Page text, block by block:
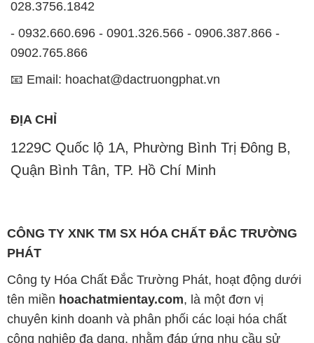
028.3756.1842
- 0932.660.696 - 0901.326.566 - 0906.387.866 -
0902.765.866
📧 Email: hoachat@dactruongphat.vn
ĐỊA CHỈ
1229C Quốc lộ 1A, Phường Bình Trị Đông B,
Quận Bình Tân, TP. Hồ Chí Minh
CÔNG TY XNK TM SX HÓA CHẤT ĐẮC TRƯỜNG
PHÁT
Công ty Hóa Chất Đắc Trường Phát, hoạt động dưới
tên miền hoachatmientay.com, là một đơn vị
chuyên kinh doanh và phân phối các loại hóa chất
công nghiệp đa dạng, nhằm đáp ứng nhu cầu sử